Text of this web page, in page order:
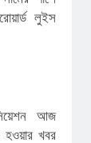
লুইস
আজ
হওয়ার খবর